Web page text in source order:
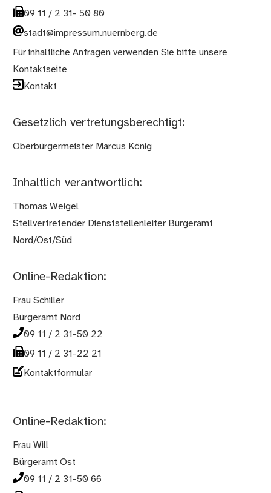
09 11 / 2 31- 50 80
stadt@impressum.nuernberg.de
Für inhaltliche Anfragen verwenden Sie bitte unsere
Kontaktseite
Kontakt
Gesetzlich vertretungsberechtigt:
Oberbürgermeister Marcus König
Inhaltlich verantwortlich:
Thomas Weigel
Stellvertretender Dienststellenleiter Bürgeramt
Nord/Ost/Süd
Online-Redaktion:
Frau Schiller
Bürgeramt Nord
09 11 / 2 31-50 22
09 11 / 2 31-22 21
Kontaktformular
Online-Redaktion:
Frau Will
Bürgeramt Ost
09 11 / 2 31-50 66